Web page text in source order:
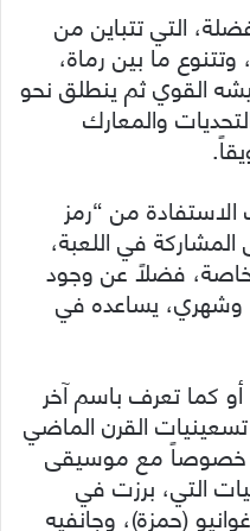
التي تتباين من
ما بين رماة،
القوي ثم ينطلق نحو
والمعارك
من “رمز
في اللعبة،
فضلًا عن وجود
وشهري، يساعده في
كما تعرف باسم آخر
القرن الماضي
خصوصاً مع موسيقى
التي، برزت في
(حمزة)، وجانفيه